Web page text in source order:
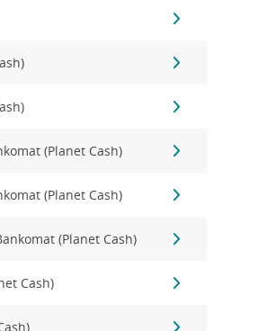
(Planet Cash)
(Planet Cash)
(Planet Cash)
Cash)